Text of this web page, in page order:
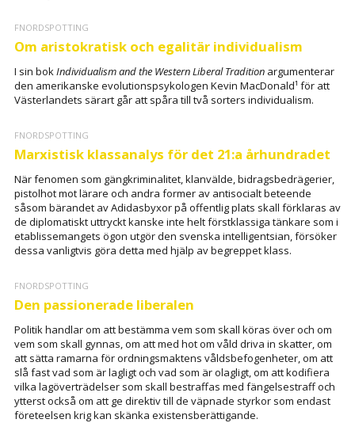
FNORDSPOTTING
Om aristokratisk och egalitär individualism
I sin bokIndividualism and the Western Liberal Tradition argumenterar
den amerikanske evolutionspsykologen Kevin MacDonald¹ för att
Västerlandets särart går att spåra till två sorters individualism.
FNORDSPOTTING
Marxistisk klassanalys för det 21:a århundradet
När fenomen som gängkriminalitet, klanvälde, bidragsbedrägerier,
pistolhot mot lärare och andra former av antisocialt beteende
såsom bärandet av Adidasbyxor på offentlig plats skall förklaras av
de diplomatiskt uttryckt kanske inte helt förstklassiga tänkare som i
etablissemangets ögon utgör den svenska intelligentsian, försöker
dessa vanligtvis göra detta med hjälp av begreppet klass.
FNORDSPOTTING
Den passionerade liberalen
Politik handlar om att bestämma vem som skall köras över och om
vem som skall gynnas, om att med hot om våld driva in skatter, om
att sätta ramarna för ordningsmaktens våldsbefogenheter, om att
slå fast vad som är lagligt och vad som är olagligt, om att kodifiera
vilka lagöverträdelser som skall bestraffas med fängelsestraff och
ytterst också om att ge direktiv till de väpnade styrkor som endast
företeelsen krig kan skänka existensberättigande.